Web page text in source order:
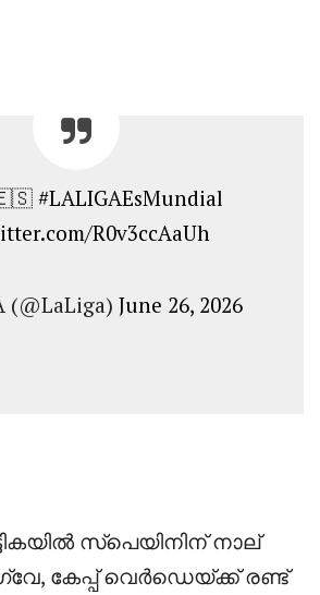
#LALIGAEsMundial
R0v3ccAaUh
(@LaLiga) June 26, 2026
സ്പെയിനിന് നാല്
കേപ്പ് വെർഡെയ്ക്ക് രണ്ട്